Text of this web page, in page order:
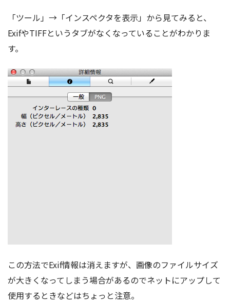
「ツール」→「インスペクタを表示」から見てみると、
ExifやTIFFというタブがなくなっていることがわかりま
す。
この方法でExif情報は消えますが、画像のファイルサイズ
が大きくなってしまう場合があるのでネットにアップして
使用するときなどはちょっと注意。